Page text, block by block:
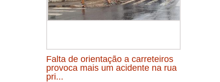
Falta de orientação a carreteiros
provoca mais um acidente na rua
pri...